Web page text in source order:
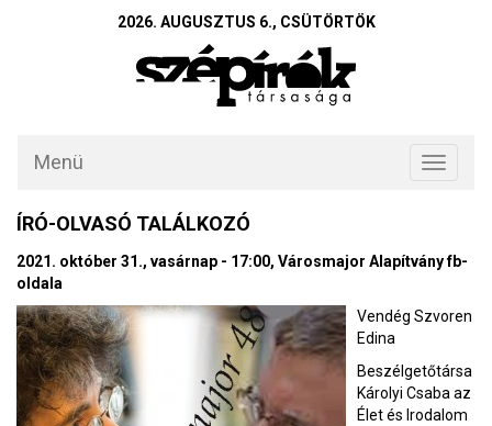
2026. AUGUSZTUS 6., CSÜTÖRTÖK
Toggle
Menü
ÍRÓ-OLVASÓ TALÁLKOZÓ
2021. október 31., vasárnap - 17:00, Városmajor Alapítvány fb-
oldala
Vendég Szvoren
Edina
Beszélgetőtársa
Károlyi Csaba az
Élet és Irodalom